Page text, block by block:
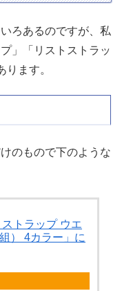
ろあるのですが、私
」「リストストラッ
ます。
のもので下のような
トラップ ウエ
） 4カラー」に